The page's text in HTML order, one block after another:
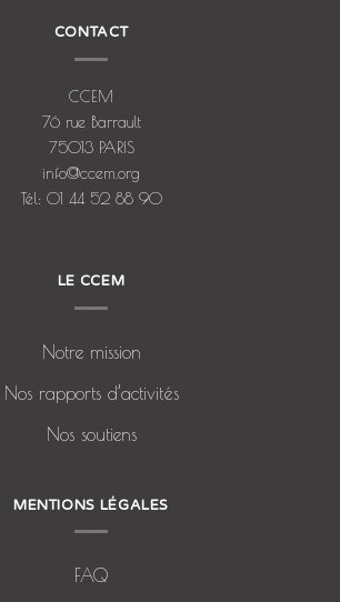
CONTACT
CCEM
76 rue Barrault
75013 PARIS
info@ccem.org
Tél: 01 44 52 88 90
LE CCEM
Notre mission
Nos rapports d’activités
Nos soutiens
MENTIONS LÉGALES
FAQ